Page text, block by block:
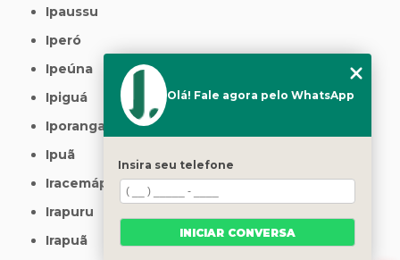
Ipaussu
Iperó
Ipeúna
Ipiguá
Iporanga
Ipuã
Iracemápolis
Irapuru
Irapuã
Olá! Fale agora pelo WhatsApp
Insira seu telefone
INICIAR CONVERSA